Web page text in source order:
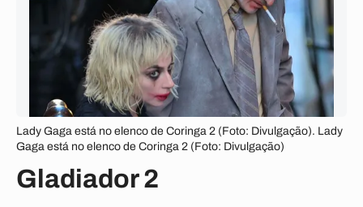
Lady Gaga está no elenco de Coringa 2 (Foto: Divulgação). Lady
Gaga está no elenco de Coringa 2 (Foto: Divulgação)
Gladiador 2